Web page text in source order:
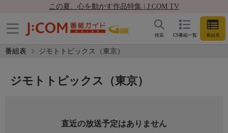
この夏、心を動かす作品特集 | J:COM TV
CS番組一覧 番組表
検索
番組表 ジモトトピックス（東京）
ジモトトピックス（東京）
直近の放送予定はありません